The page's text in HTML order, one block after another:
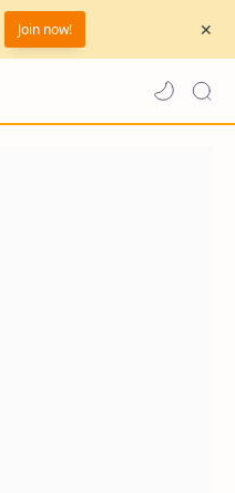
Join now!